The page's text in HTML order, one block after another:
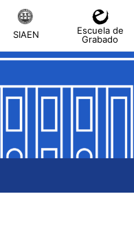
SIAEN
Escuela de
Grabado